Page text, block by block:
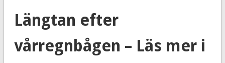
Längtan efter
vårregnbågen – Läs mer i